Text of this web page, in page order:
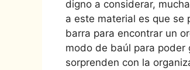
digno a considerar,
a este material es que se
barra para encontrar un
modo de baúl para poder
sorprenden con la